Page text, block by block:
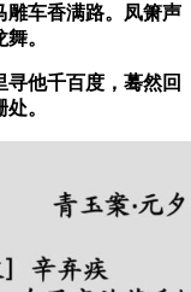
雕车香满路。凤箫声
。
他千百度，蓦然回
。